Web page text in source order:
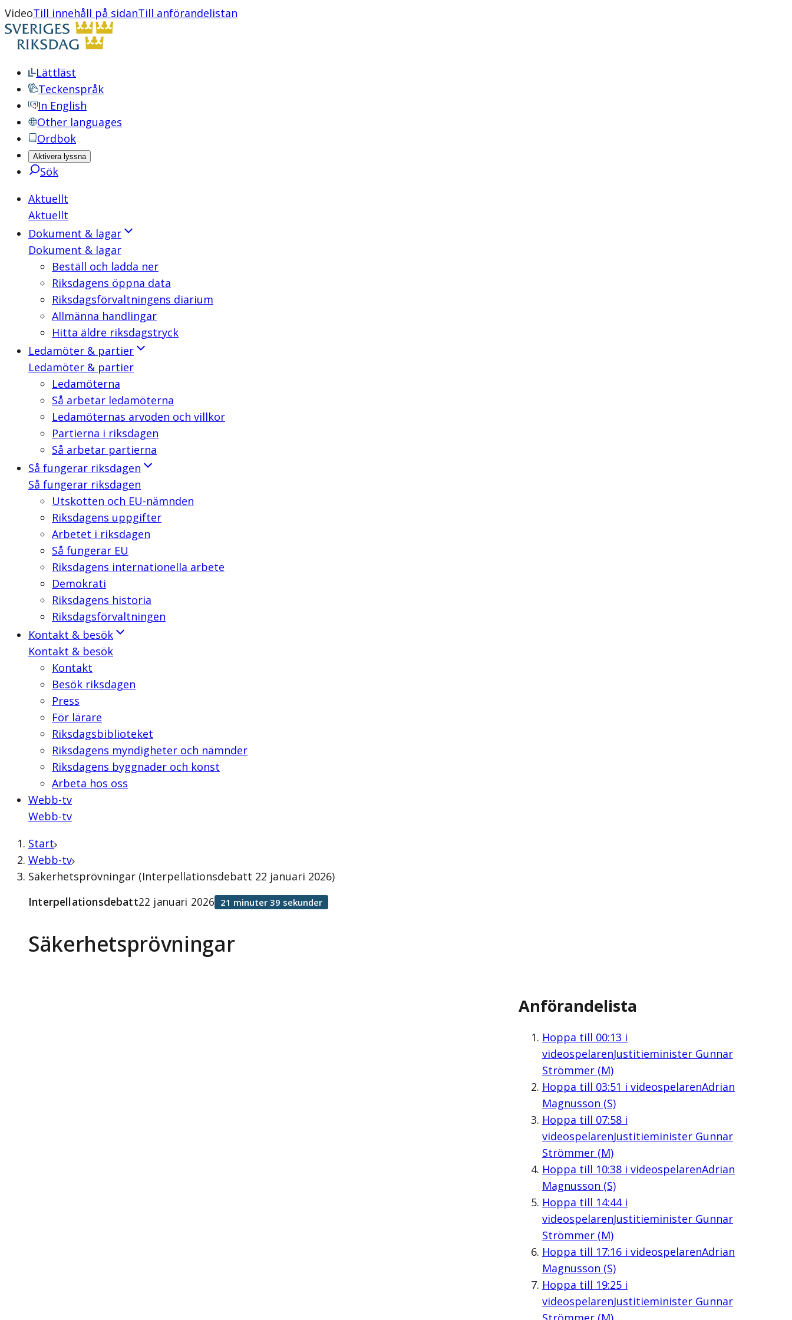
VideoTill innehåll på sidanTill anförandelistan
Lättläst
Teckenspråk
In English
Other languages
Ordbok
Aktivera lyssna
Sök
Aktuellt
Aktuellt
Dokument & lagar
Dokument & lagar
Beställ och ladda ner
Riksdagens öppna data
Riksdagsförvaltningens diarium
Allmänna handlingar
Hitta äldre riksdagstryck
Ledamöter & partier
Ledamöter & partier
Ledamöterna
Så arbetar ledamöterna
Ledamöternas arvoden och villkor
Partierna i riksdagen
Så arbetar partierna
Så fungerar riksdagen
Så fungerar riksdagen
Utskotten och EU-nämnden
Riksdagens uppgifter
Arbetet i riksdagen
Så fungerar EU
Riksdagens internationella arbete
Demokrati
Riksdagens historia
Riksdagsförvaltningen
Kontakt & besök
Kontakt & besök
Kontakt
Besök riksdagen
Press
För lärare
Riksdagsbiblioteket
Riksdagens myndigheter och nämnder
Riksdagens byggnader och konst
Arbeta hos oss
Webb-tv
Webb-tv
Start
Webb-tv
Säkerhetsprövningar (Interpellationsdebatt 22 januari 2026)
Säkerhetsprövningar
Interpellationsdebatt22 januari 2026 21 minuter 39 sekunder
Anförandelista
Hoppa till 00:13 i
videospelarenJustitieminister Gunnar
Strömmer (M)
Hoppa till 03:51 i videospelarenAdrian
Magnusson (S)
Hoppa till 07:58i
videospelarenJustitieminister Gunnar
Strömmer (M)
Hoppa till 10:38i videospelarenAdrian
Magnusson (S)
Hoppa till 14:44i
videospelarenJustitieminister Gunnar
Strömmer (M)
Hoppa till 17:16i videospelarenAdrian
Magnusson (S)
Hoppa till 19:25i
videospelarenJustitieminister Gunnar